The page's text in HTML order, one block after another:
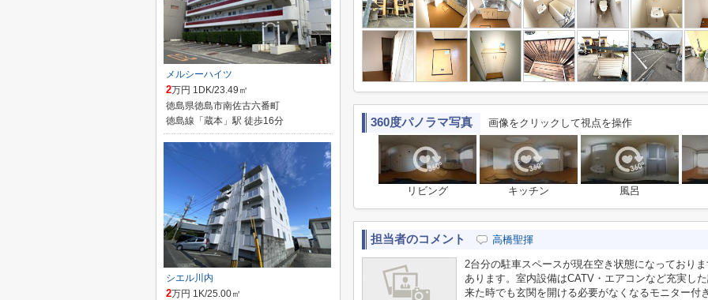
360度パノラマ写真 画像をクリックして視点を操作
リビング キッチン 風呂
担当者のコメント 高橋聖揮
2台分の駐車スペースが現在空き状態になっており
あります。室内設備はCATV・エアコンなど充実し
来た時でも玄関を開ける必要がなくなるモニター付
メルシーハイツ
2万円 1DK/23.49㎡
徳島県徳島市南佐古六番町
徳島線「蔵本」駅 徒歩16分
シエル川内
2万円 1K/25.00㎡